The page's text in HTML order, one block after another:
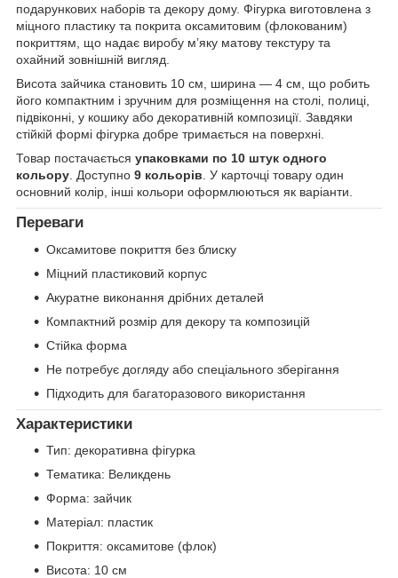
подарункових наборів та декору дому. Фігурка виготовлена з
міцного пластику та покрита оксамитовим (флокованим)
покриттям, що надає виробу м’яку матову текстуру та
охайний зовнішній вигляд.
Висота зайчика становить 10 см, ширина — 4 см, що робить
його компактним і зручним для розміщення на столі, полиці,
підвіконні, у кошику або декоративній композиції. Завдяки
стійкій формі фігурка добре тримається на поверхні.
Товар постачається упаковками по 10 штук одного
кольору . Доступно 9 кольорів . У карточці товару один
основний колір, інші кольори оформлюються як варіанти.
Переваги
Оксамитове покриття без блиску
Міцний пластиковий корпус
Акуратне виконання дрібних деталей
Компактний розмір для декору та композицій
Стійка форма
Не потребує догляду або спеціального зберігання
Підходить для багаторазового використання
Характеристики
Тип: декоративна фігурка
Тематика: Великдень
Форма: зайчик
Матеріал: пластик
Покриття: оксамитове (флок)
Висота: 10 см